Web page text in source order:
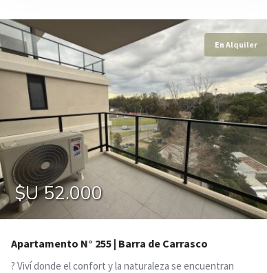
En Alquiler
$U 26.000
En Alquiler
$U 52.000
Apartamento N° 255 | Barra de Carrasco
? Viví donde el confort y la naturaleza se encuentran
En Alquiler
$U 44.900